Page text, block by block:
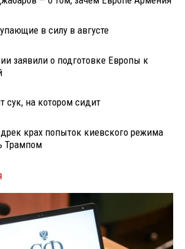
в силу в августе
заявили о подготовке Европы к
сук, на котором сидит
крах попыток киевского режима
Трампом